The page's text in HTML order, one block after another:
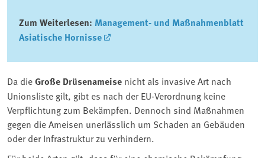
Zum Weiterlesen: Management- und Maßnahmenblatt
Asiatische Hornisse
Da dieGroße Drüsenameise nicht als invasive Art nach
Unionsliste gilt, gibt es nach der EU-Verordnung keine
Verpflichtung zum Bekämpfen. Dennoch sind Maßnahmen
gegen die Ameisen unerlässlich um Schaden an Gebäuden
oder der Infrastruktur zu verhindern.